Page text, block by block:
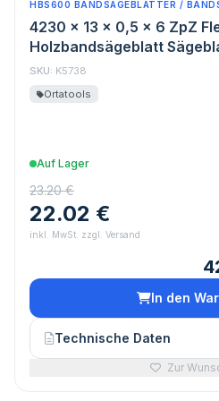
HBS600 BANDSÄGEBLÄTTER /
4230 x 13 x 0,5 x 6 ZpZ
Holzbandsägeblatt
SKU: K5738
Ortatools
Auf Lager
23.20 €
22.02 €
inkl. MwSt. zzgl. Versand
In den
Technische Daten
Zur